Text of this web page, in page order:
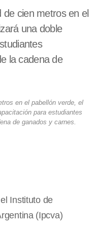
cien metros en el
una doble
la cadena de
en el pabellón verde, el
para estudiantes
de ganados y carnes.
Instituto de
(Ipcva)